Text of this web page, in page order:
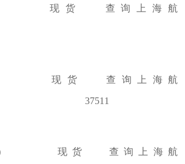
现货 查询上海航
货 查询上海航
3) 现货 查询上海航